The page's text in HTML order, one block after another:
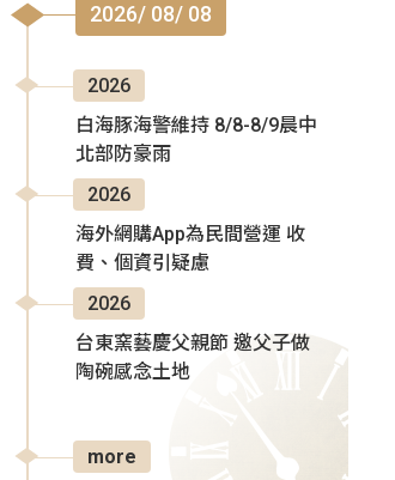
2026/ 08/ 08
2026
白海豚海警維持 8/8-8/9晨中
北部防豪雨
2026
海外網購App為民間營運 收
費、個資引疑慮
2026
台東窯藝慶父親節 邀父子做
陶碗感念土地
more